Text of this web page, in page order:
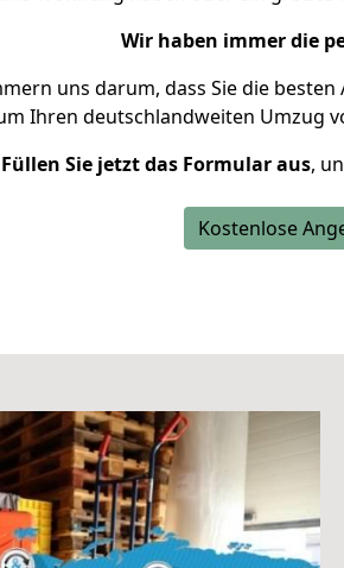
Wir haben immer die
uns darum, dass Sie die
Ihren deutschlandweiten Umzug
Füllen Sie jetzt das Formular aus,
Kostenlose